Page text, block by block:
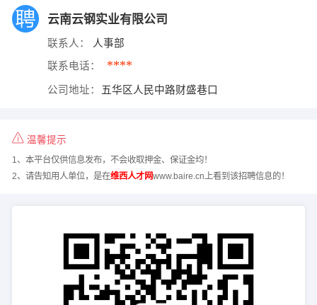
云南云钢实业有限公司
联系人： 人事部
联系电话： ****
公司地址： 五华区人民中路财盛巷口
温馨提示
1、本平台仅供信息发布，不会收取押金、保证金均！
2、请告知用人单位，是在维西人才网www.baire.cn上看到该招聘信息的！